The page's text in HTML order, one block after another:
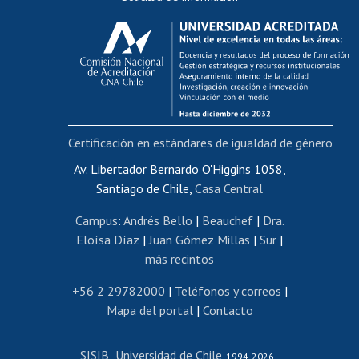
Calificación académica
Postulación al AUCAI
Funcionarias/os
Cursos internos de capacitación
Bienestar del personal
Portal de movilidad interna
Certificado de renta
Certificado de renta honorarios
Editar páginas blancas
Extranjeras/os
Revalidación y reconocimiento de títulos
Postulación al Programa de Movilidad Estudiantil
Cursos de español
Av. Libertador Bernardo O'Higgins 1058,
Santiago de Chile, Casa Central
Campus: Andrés Bello | Beauchef| Dra.
Eloísa Díaz | Juan Gómez Millas | Sur |
más recintos
+56 2 29782000 | Teléfonos y correos |
Mapa del portal| Contacto
SISIB - Universidad de Chile , 1994-2026 -
Certificación en estándares de igualdad de género